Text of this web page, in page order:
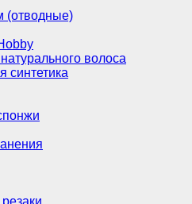
(отводные)
волоса
синтетика